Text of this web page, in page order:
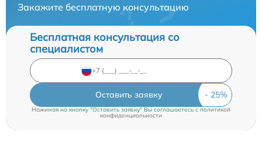
Закажите бесплатную консультацию
Бесплатная консультация со
специалистом
Оставить заявку
Нажимая на кнопку "Оставить заявку" Вы соглашаетесь cполитикой
конфиденциальности